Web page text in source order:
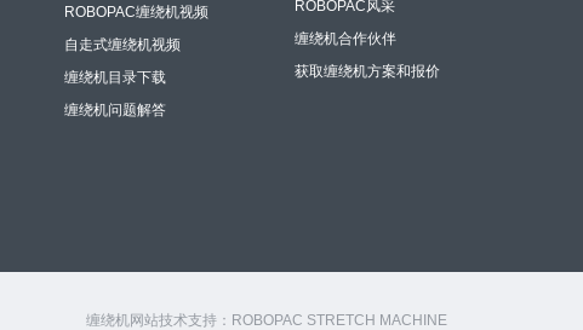
ROBOPAC缠绕机视频
自走式缠绕机视频
缠绕机目录下载
缠绕机问题解答
ROBOPAC风采
缠绕机合作伙伴
获取缠绕机方案和报价
缠绕机网站技术支持： ROBOPAC STRETCH MACHINE